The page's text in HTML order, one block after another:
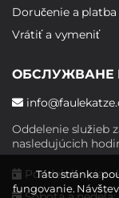
Doručenie a platba
Vrátiť a vymeniť
ОБСЛУЖВАНЕ
Oddelenie služieb
nasledujúcich
Pondelok -
Táto stránka
fungovanie.